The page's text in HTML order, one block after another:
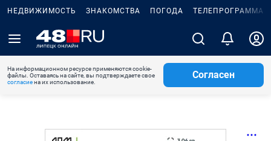
НЕДВИЖИМОСТЬ ЗНАКОМСТВА ПОГОДА ТЕЛЕПРОГРАММА
На информационном ресурсе применяются cookie-
файлы. Оставаясь на сайте, вы подтверждаете свое
согласиена их использование.
Согласен